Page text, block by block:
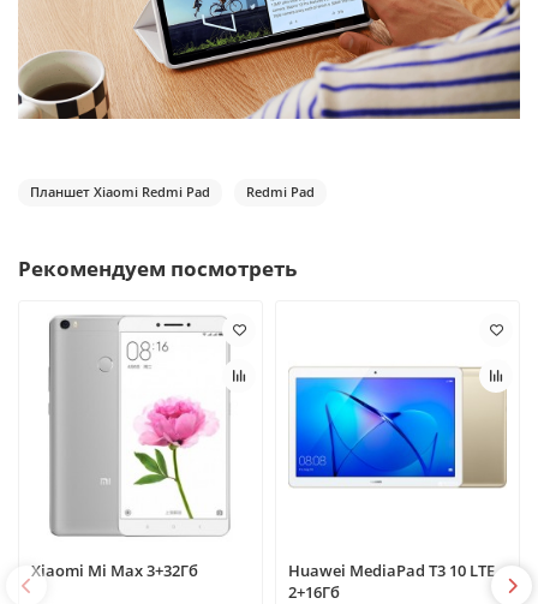
Планшет Xiaomi Redmi Pad Redmi Pad
Рекомендуем посмотреть
Xiaomi Mi Max 3+32Гб
Huawei MediaPad T3 10 LTE
2+16Гб